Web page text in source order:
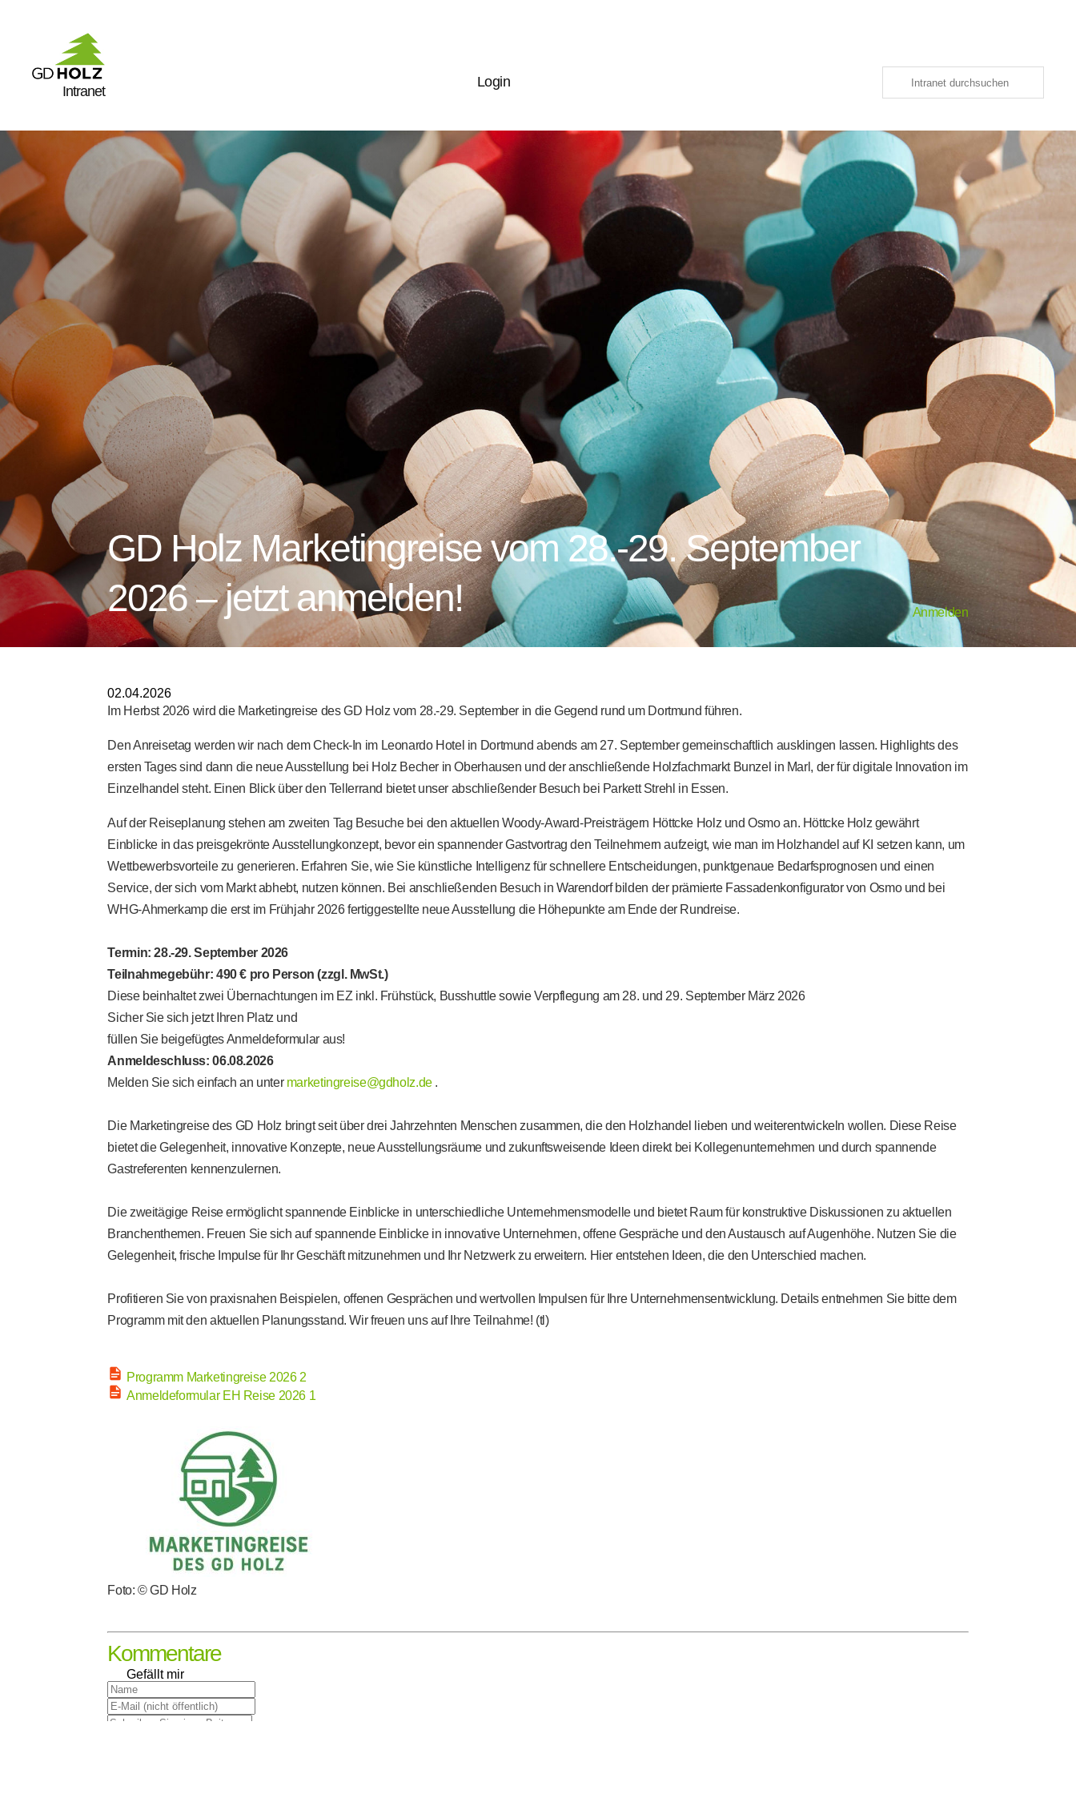
Intranet
Login
GD Holz Marketingreise vom 28.-29. September
2026 – jetzt anmelden!
Anmelden
02.04.2026
Im Herbst 2026 wird die Marketingreise des GD Holz vom 28.-29. September in die Gegend rund um Dortmund führen.
Den Anreisetag werden wir nach dem Check-In im Leonardo Hotel in Dortmund abends am 27. September gemeinschaftlich ausklingen lassen. Highlights des
ersten Tages sind dann die neue Ausstellung bei Holz Becher in Oberhausen und der anschließende Holzfachmarkt Bunzel in Marl, der für digitale Innovation im
Einzelhandel steht. Einen Blick über den Tellerrand bietet unser abschließender Besuch bei Parkett Strehl in Essen.
Auf der Reiseplanung stehen am zweiten Tag Besuche bei den aktuellen Woody-Award-Preisträgern Höttcke Holz und Osmo an. Höttcke Holz gewährt
Einblicke in das preisgekrönte Ausstellungkonzept, bevor ein spannender Gastvortrag den Teilnehmern aufzeigt, wie man im Holzhandel auf KI setzen kann, um
Wettbewerbsvorteile zu generieren. Erfahren Sie, wie Sie künstliche Intelligenz für schnellere Entscheidungen, punktgenaue Bedarfsprognosen und einen
Service, der sich vom Markt abhebt, nutzen können. Bei anschließenden Besuch in Warendorf bilden der prämierte Fassadenkonfigurator von Osmo und bei
WHG-Ahmerkamp die erst im Frühjahr 2026 fertiggestellte neue Ausstellung die Höhepunkte am Ende der Rundreise.
Termin: 28.-29. September 2026
Teilnahmegebühr: 490 € pro Person (zzgl. MwSt.)
Diese beinhaltet zwei Übernachtungen im EZ inkl. Frühstück, Busshuttle sowie Verpflegung am 28. und 29. September März 2026
Sicher Sie sich jetzt Ihren Platz und
füllen Sie beigefügtes Anmeldeformular aus!
Anmeldeschluss: 06.08.2026
Melden Sie sich einfach an unter marketingreise@gdholz.de.
Die Marketingreise des GD Holz bringt seit über drei Jahrzehnten Menschen zusammen, die den Holzhandel lieben und weiterentwickeln wollen. Diese Reise
bietet die Gelegenheit, innovative Konzepte, neue Ausstellungsräume und zukunftsweisende Ideen direkt bei Kollegenunternehmen und durch spannende
Gastreferenten kennenzulernen.
Die zweitägige Reise ermöglicht spannende Einblicke in unterschiedliche Unternehmensmodelle und bietet Raum für konstruktive Diskussionen zu aktuellen
Branchenthemen. Freuen Sie sich auf spannende Einblicke in innovative Unternehmen, offene Gespräche und den Austausch auf Augenhöhe. Nutzen Sie die
Gelegenheit, frische Impulse für Ihr Geschäft mitzunehmen und Ihr Netzwerk zu erweitern. Hier entstehen Ideen, die den Unterschied machen.
Profitieren Sie von praxisnahen Beispielen, offenen Gesprächen und wertvollen Impulsen für Ihre Unternehmensentwicklung. Details entnehmen Sie bitte dem
Programm mit den aktuellen Planungsstand. Wir freuen uns auf Ihre Teilnahme! (tl)
Programm Marketingreise 2026 2
Anmeldeformular EH Reise 2026 1
Foto: © GD Holz
Kommentare
Gefällt mir